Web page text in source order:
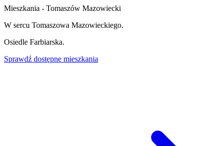
Mieszkania - Tomaszów Mazowiecki
W sercu Tomaszowa Mazowieckiego.
Osiedle Farbiarska.
Sprawdź dostępne mieszkania